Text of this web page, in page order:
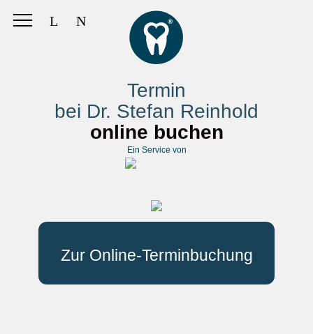
Termin
bei Dr. Stefan Reinhold
online buchen
Ein Service von
Zur Online-Terminbuchung